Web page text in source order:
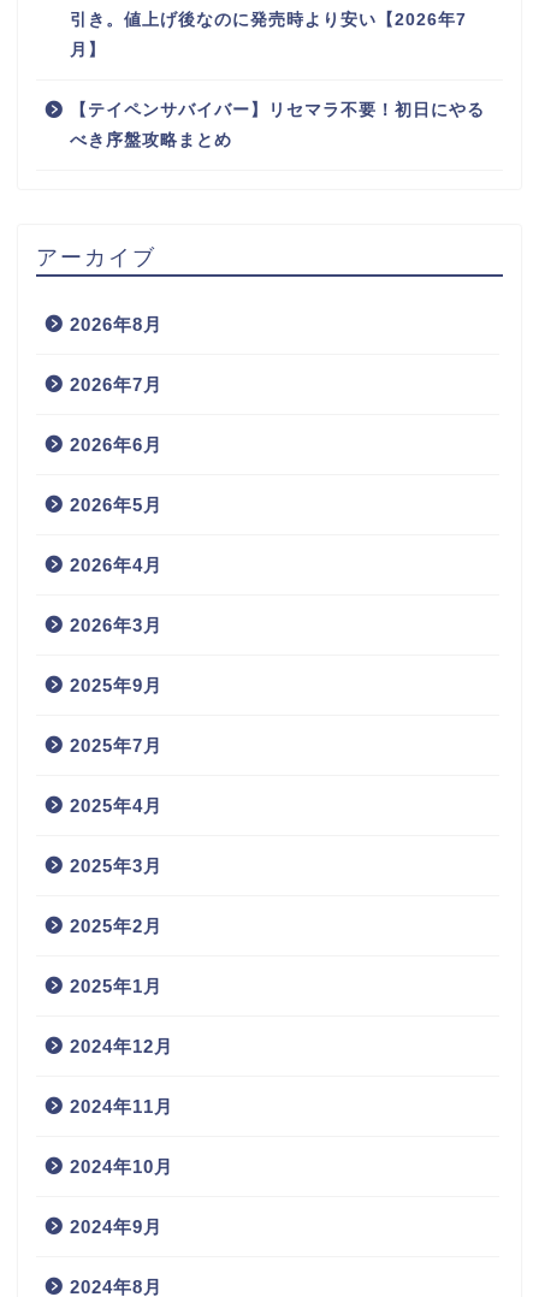
引き。値上げ後なのに発売時より安い【2026年7
月】
【テイペンサバイバー】リセマラ不要！初日にやる
べき序盤攻略まとめ
アーカイブ
2026年8月
2026年7月
2026年6月
2026年5月
2026年4月
2026年3月
2025年9月
2025年7月
2025年4月
2025年3月
2025年2月
2025年1月
2024年12月
2024年11月
2024年10月
2024年9月
2024年8月